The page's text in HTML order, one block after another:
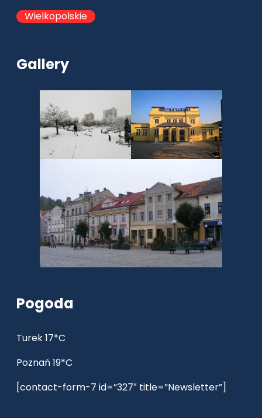
Wielkopolskie
Gallery
Pogoda
Turek 17*C
Poznań 19*C
[contact-form-7 id=”327″ title=”Newsletter”]